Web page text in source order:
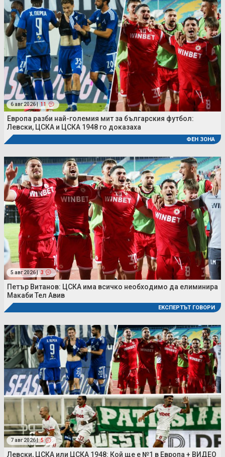
6 авг 2026 | 11
Европа разби най-големия мит за българския футбол:
Левски, ЦСКА и ЦСКА 1948 го доказаха
ФЕН ЗОНА
5 авг 2026 | 3
Петър Витанов: ЦСКА има всичко необходимо да елиминира
Макаби Тел Авив
ЕКСПЕРТЪТ ГОВОРИ
7 авг 2026 | 5
Левски, ЦСКА или ЦСКА 1948: Кой ще е №1 в Европа + ВИДЕО